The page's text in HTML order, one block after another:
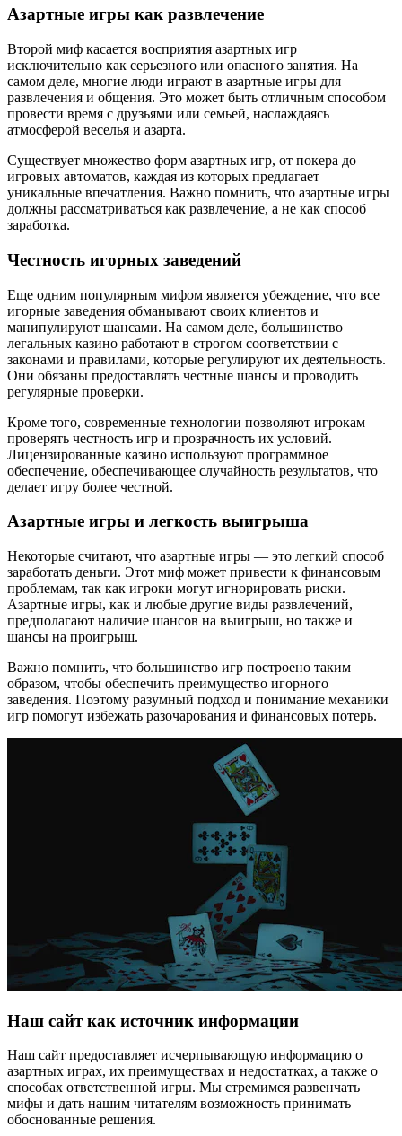
Азартные игры как развлечение
Второй миф касается восприятия азартных игр
исключительно как серьезного или опасного занятия. На
самом деле, многие люди играют в азартные игры для
развлечения и общения. Это может быть отличным способом
провести время с друзьями или семьей, наслаждаясь
атмосферой веселья и азарта.
Существует множество форм азартных игр, от покера до
игровых автоматов, каждая из которых предлагает
уникальные впечатления. Важно помнить, что азартные игры
должны рассматриваться как развлечение, а не как способ
заработка.
Честность игорных заведений
Еще одним популярным мифом является убеждение, что все
игорные заведения обманывают своих клиентов и
манипулируют шансами. На самом деле, большинство
легальных казино работают в строгом соответствии с
законами и правилами, которые регулируют их деятельность.
Они обязаны предоставлять честные шансы и проводить
регулярные проверки.
Кроме того, современные технологии позволяют игрокам
проверять честность игр и прозрачность их условий.
Лицензированные казино используют программное
обеспечение, обеспечивающее случайность результатов, что
делает игру более честной.
Азартные игры и легкость выигрыша
Некоторые считают, что азартные игры — это легкий способ
заработать деньги. Этот миф может привести к финансовым
проблемам, так как игроки могут игнорировать риски.
Азартные игры, как и любые другие виды развлечений,
предполагают наличие шансов на выигрыш, но также и
шансы на проигрыш.
Важно помнить, что большинство игр построено таким
образом, чтобы обеспечить преимущество игорного
заведения. Поэтому разумный подход и понимание механики
игр помогут избежать разочарования и финансовых потерь.
Наш сайт как источник информации
Наш сайт предоставляет исчерпывающую информацию о
азартных играх, их преимуществах и недостатках, а также о
способах ответственной игры. Мы стремимся развенчать
мифы и дать нашим читателям возможность принимать
обоснованные решения.